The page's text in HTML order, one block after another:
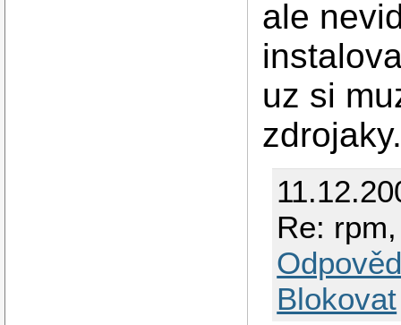
ale
uz si
Re:
Blokovat